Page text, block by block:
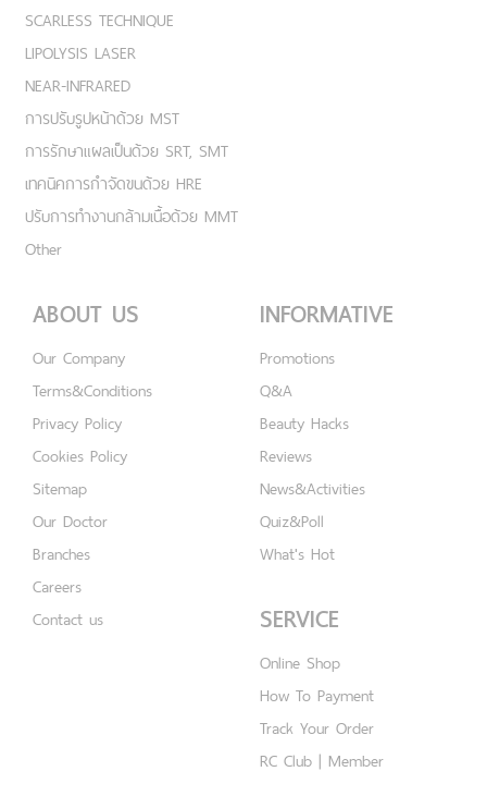
SCARLESS TECHNIQUE
LIPOLYSIS LASER
NEAR-INFRARED
การปรับรูปหน้าด้วย MST
การรักษาแผลเป็นด้วย SRT, SMT
เทคนิคการกำจัดขนด้วย HRE
ปรับการทำงานกล้ามเนื้อด้วย MMT
Other
ABOUT US
Our Company
Terms&Conditions
Privacy Policy
Cookies Policy
Sitemap
Our Doctor
Branches
Careers
Contact us
INFORMATIVE
Promotions
Q&A
Beauty Hacks
Reviews
News&Activities
Quiz&Poll
What's Hot
SERVICE
Online Shop
How To Payment
Track Your Order
RC Club | Member